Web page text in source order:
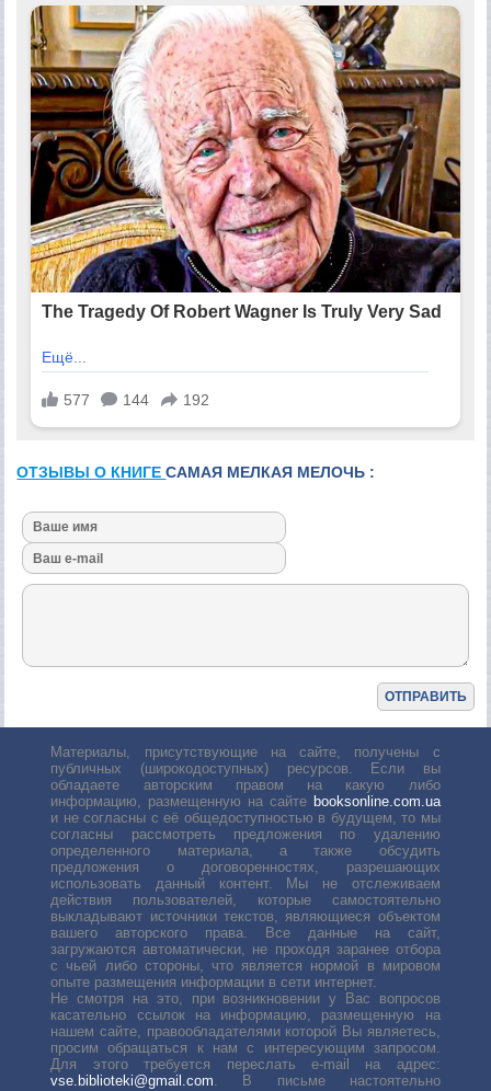
ОТЗЫВЫ О КНИГЕСАМАЯ МЕЛКАЯ МЕЛОЧЬ :
Материалы, присутствующие на сайте, получены с
публичных (широкодоступных) ресурсов. Если вы
обладаете авторским правом на какую либо
информацию, размещенную на сайте booksonline.com.ua
и не согласны с её общедоступностью в будущем, то мы
согласны рассмотреть предложения по удалению
определенного материала, а также обсудить
предложения о договоренностях, разрешающих
использовать данный контент. Мы не отслеживаем
действия пользователей, которые самостоятельно
выкладывают источники текстов, являющиеся объектом
вашего авторского права. Все данные на сайт,
загружаются автоматически, не проходя заранее отбора
с чьей либо стороны, что является нормой в мировом
опыте размещения информации в сети интернет.
Не смотря на это, при возникновении у Вас вопросов
касательно ссылок на информацию, размещенную на
нашем сайте, правообладателями которой Вы являетесь,
просим обращаться к нам с интересующим запросом.
Для этого требуется переслать е-mail на адрес:
vse.biblioteki@gmail.com. В письме настоятельно